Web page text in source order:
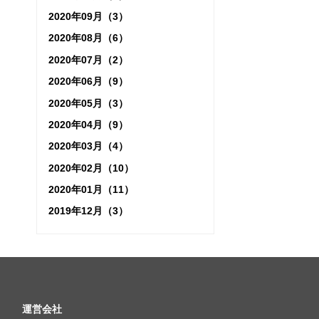
2020年09月（3）
2020年08月（6）
2020年07月（2）
2020年06月（9）
2020年05月（3）
2020年04月（9）
2020年03月（4）
2020年02月（10）
2020年01月（11）
2019年12月（3）
運営会社